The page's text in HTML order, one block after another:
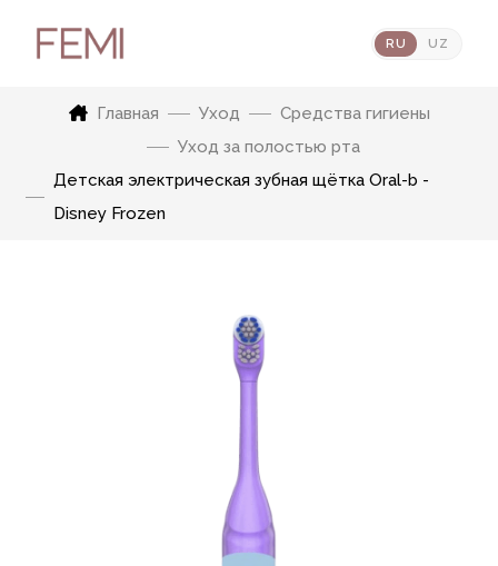
RU UZ
Главная Уход
Средства гигиены
Уход за полостью рта
Детская электрическая зубная щётка Oral-b -
Disney Frozen